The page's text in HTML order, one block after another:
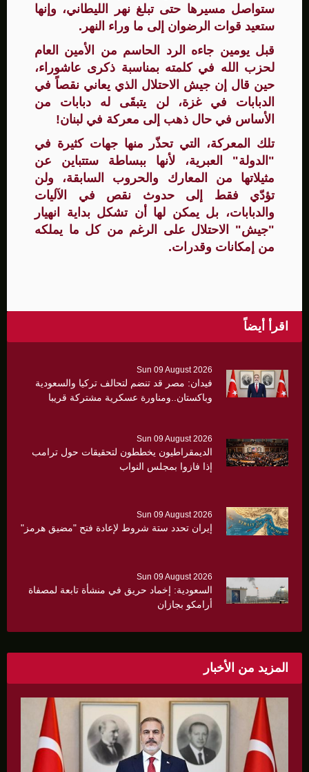
ستواصل مسيرها حتى تبلغ نهر الليطاني، وإنها
ستعيد قوات الرضوان إلى ما وراء النهر.
قبل يومين جاءه الرد الحاسم من الأمين العام
لحزب الله في كلمته بمناسبة ذكرى عاشوراء،
حين قال إن جيش الاحتلال الذي يعاني نقصاً في
الدبابات في غزة، لن يتبقَى له دبابات من
الأساس في حال ذهب إلى معركة في لبنان!
تلك المعركة، التي تحذّر منها جهات كثيرة في
"الدولة" العبرية، لأنها ببساطة ستتباين عن
مثيلاتها من المعارك والحروب السابقة، ولن
تؤدّي فقط إلى حدوث نقص في الآليات
والدبابات، بل يمكن لها أن تشكل بداية انهيار
"جيش" الاحتلال على الرغم من كل ما يملكه
من إمكانات وقدرات.
اقرأ أيضاً
Sun 09 August 2026
فيدان: مصر قد تنضم لتحالف تركيا والسعودية
وباكستان..ومناورة عسكرية مشتركة قريبا
Sun 09 August 2026
الديمقراطيون يخططون لتحقيقات حول ترامب
إذا فازوا بمجلس النواب
Sun 09 August 2026
إيران تحدد ستة شروط لإعادة فتح "مضيق هرمز"
Sun 09 August 2026
السعودية: إخماد حريق في منشأة تابعة لمصفاة
أرامكو بجازان
المزيد من الأخبار